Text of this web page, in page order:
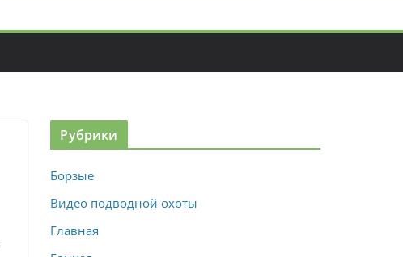
Рубрики
Борзые
Видео подводной охоты
Главная